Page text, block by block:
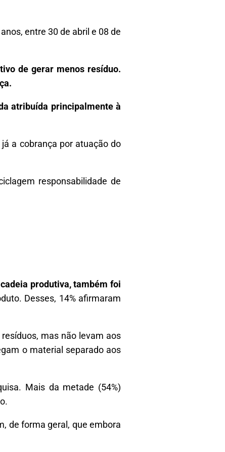
entre 30 de abril e 08 de
de gerar menos resíduo.
atribuída principalmente à
a cobrança por atuação do
responsabilidade de
produtiva, também foi
Desses, 14% afirmaram
mas não levam aos
o material separado aos
Mais da metade (54%)
de forma geral, que embora